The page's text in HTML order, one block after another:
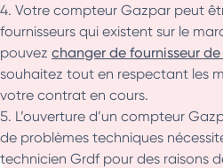
Votre compteur Gazpar peut
fournisseurs qui existent sur le
pouvez changer de fournisseur
souhaitez tout en respectant les
votre contrat en cours.
L’ouverture d’un compteur
de problèmes techniques
technicien Grdf pour des raisons